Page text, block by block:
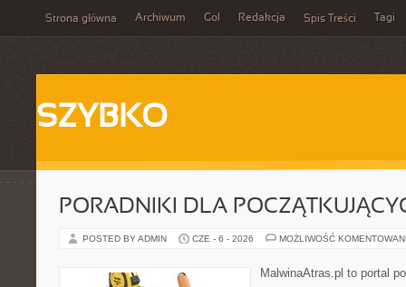
Strona główna Archiwum Gol Redakcja Spis Treści Tagi
SZYBKO
PORADNIKI DLA
POSTED BY ADMIN CZE - 6 - 2026 MOŻLIWOŚĆ
MalwinaAtras.pl to portal